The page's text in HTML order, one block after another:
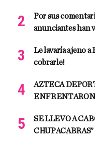
Por sus
anunciantes han
Le lavaría ajeno
cobrarle!
AZTECA
SE LLEVO A
CHUPACABRAS” |